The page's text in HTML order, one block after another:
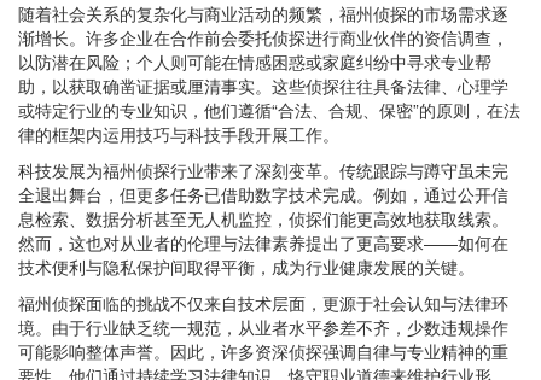
随着社会关系的复杂化与商业活动的频繁，福州侦探的市场需求逐
渐增长。许多企业在合作前会委托侦探进行商业伙伴的资信调查，
以防潜在风险；个人则可能在情感困惑或家庭纠纷中寻求专业帮
助，以获取确凿证据或厘清事实。这些侦探往往具备法律、心理学
或特定行业的专业知识，他们遵循“合法、合规、保密”的原则，在法
律的框架内运用技巧与科技手段开展工作。
科技发展为福州侦探行业带来了深刻变革。传统跟踪与蹲守虽未完
全退出舞台，但更多任务已借助数字技术完成。例如，通过公开信
息检索、数据分析甚至无人机监控，侦探们能更高效地获取线索。
然而，这也对从业者的伦理与法律素养提出了更高要求——如何在
技术便利与隐私保护间取得平衡，成为行业健康发展的关键。
福州侦探面临的挑战不仅来自技术层面，更源于社会认知与法律环
境。由于行业缺乏统一规范，从业者水平参差不齐，少数违规操作
可能影响整体声誉。因此，许多资深侦探强调自律与专业精神的重
要性，他们通过持续学习法律知识、恪守职业道德来维护行业形